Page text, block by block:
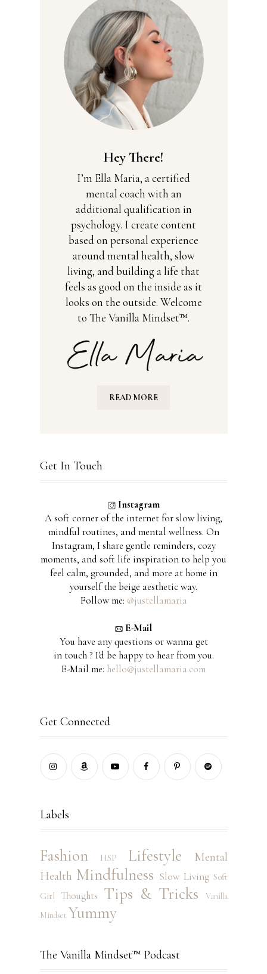
Hey There!
I’m Ella Maria, a certified
mental coach with an
additional qualification in
psychology. I create content
based on personal experience
around mental health, slow
living, and building a life that
feels as good on the inside as it
looks on the outside. Welcome
to The Vanilla Mindset™.
READ MORE
Get In Touch
Instagram
A soft corner of the internet for slow living,
mindful routines, and mental wellness. On
Instagram, I share gentle reminders, cozy
moments, and soft life inspiration to help you
feel calm, grounded, and more at home in
yourself the beige aesthetic way.
Follow me: @justellamaria
E-Mail
You have any questions or wanna get
in touch ? I'd be happy to hear from you.
E-Mail me: hello@justellamaria.com
Get Connected
Labels
Fashion HSP Lifestyle
Mental
Health Mindfulness Slow Living Soft
Girl
Thoughts Tips & Tricks
Vanilla
Mindset Yummy
The Vanilla Mindset™ Podcast